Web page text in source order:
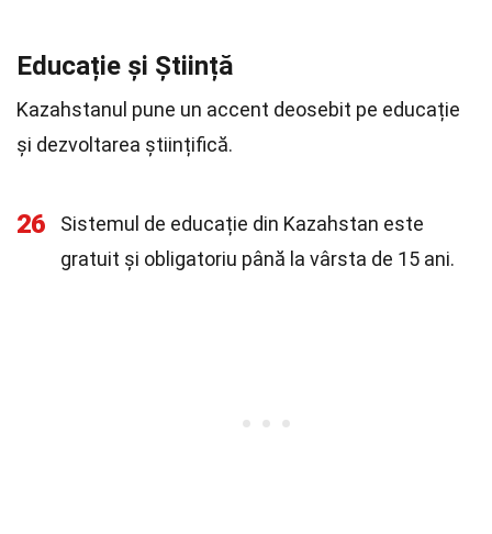
Educație și Știință
Kazahstanul pune un accent deosebit pe educație
și dezvoltarea științifică.
26
Sistemul de educație din Kazahstan este
gratuit și obligatoriu până la vârsta de 15 ani.